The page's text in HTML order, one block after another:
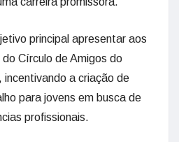
principal apresentar aos
Círculo de Amigos do
incentivando a criação de
para jovens em busca de
profissionais.